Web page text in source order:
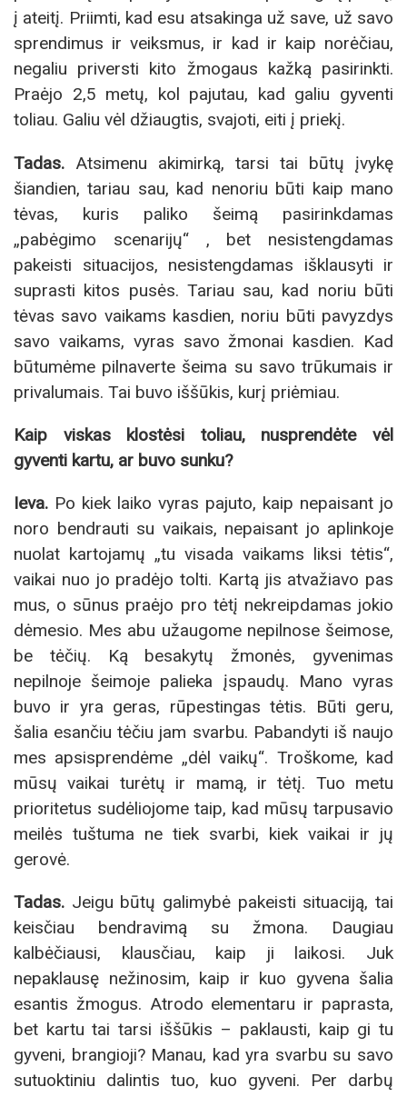
į ateitį. Priimti, kad esu atsakinga už save, už savo
sprendimus ir veiksmus, ir kad ir kaip norėčiau,
negaliu priversti kito žmogaus kažką pasirinkti.
Praėjo 2,5 metų, kol pajutau, kad galiu gyventi
toliau. Galiu vėl džiaugtis, svajoti, eiti į priekį.
Tadas. Atsimenu akimirką, tarsi tai būtų įvykę
šiandien, tariau sau, kad nenoriu būti kaip mano
tėvas, kuris paliko šeimą pasirinkdamas
„pabėgimo scenarijų“ , bet nesistengdamas
pakeisti situacijos, nesistengdamas išklausyti ir
suprasti kitos pusės. Tariau sau, kad noriu būti
tėvas savo vaikams kasdien, noriu būti pavyzdys
savo vaikams, vyras savo žmonai kasdien. Kad
būtumėme pilnaverte šeima su savo trūkumais ir
privalumais. Tai buvo iššūkis, kurį priėmiau.
Kaip viskas klostėsi toliau, nusprendėte vėl
gyventi kartu, ar buvo sunku?
Ieva. Po kiek laiko vyras pajuto, kaip nepaisant jo
noro bendrauti su vaikais, nepaisant jo aplinkoje
nuolat kartojamų „tu visada vaikams liksi tėtis“,
vaikai nuo jo pradėjo tolti. Kartą jis atvažiavo pas
mus, o sūnus praėjo pro tėtį nekreipdamas jokio
dėmesio. Mes abu užaugome nepilnose šeimose,
be tėčių. Ką besakytų žmonės, gyvenimas
nepilnoje šeimoje palieka įspaudų. Mano vyras
buvo ir yra geras, rūpestingas tėtis. Būti geru,
šalia esančiu tėčiu jam svarbu. Pabandyti iš naujo
mes apsisprendėme „dėl vaikų“. Troškome, kad
mūsų vaikai turėtų ir mamą, ir tėtį. Tuo metu
prioritetus sudėliojome taip, kad mūsų tarpusavio
meilės tuštuma ne tiek svarbi, kiek vaikai ir jų
gerovė.
Tadas. Jeigu būtų galimybė pakeisti situaciją, tai
keisčiau bendravimą su žmona. Daugiau
kalbėčiausi, klausčiau, kaip ji laikosi. Juk
nepaklausę nežinosim, kaip ir kuo gyvena šalia
esantis žmogus. Atrodo elementaru ir paprasta,
bet kartu tai tarsi iššūkis – paklausti, kaip gi tu
gyveni, brangioji? Manau, kad yra svarbu su savo
sutuoktiniu dalintis tuo, kuo gyveni. Per darbų